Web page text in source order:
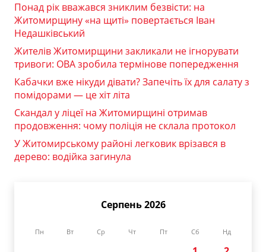
Понад рік вважався зниклим безвісти: на
Житомирщину «на щиті» повертається Іван
Недашківський
Жителів Житомирщини закликали не ігнорувати
тривоги: ОВА зробила термінове попередження
Кабачки вже нікуди дівати? Запечіть їх для салату з
помідорами — це хіт літа
Скандал у ліцеї на Житомирщині отримав
продовження: чому поліція не склала протокол
У Житомирському районі легковик врізався в
дерево: водійка загинула
Серпень 2026
Пн Вт Ср Чт Пт Сб Нд